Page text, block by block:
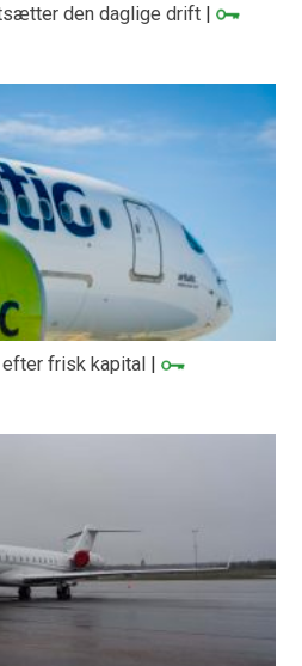
den daglige drift |
frisk kapital |